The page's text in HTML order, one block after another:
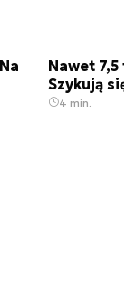
Nawet
Szykują
4 min.